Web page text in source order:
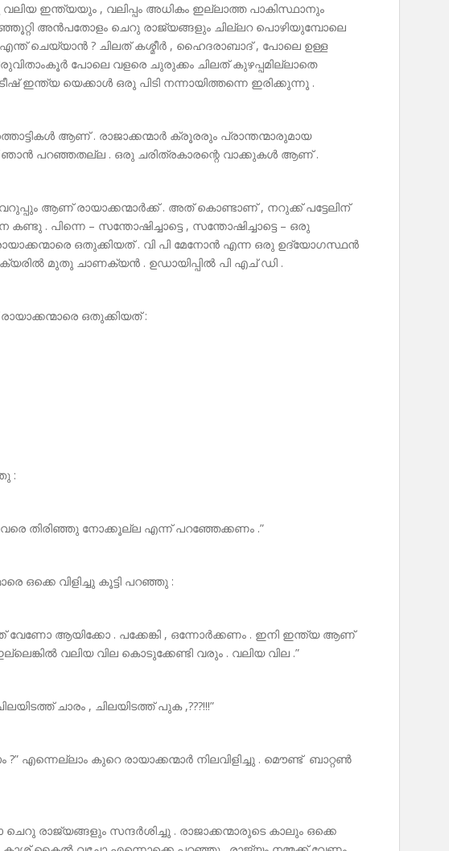
ഇന്ത്യയും , വലിപ്പം അധികം ഇല്ലാത്ത പാകിസ്ഥാനും
അൻപതോളം ചെറു രാജ്യങ്ങളും ചില്ലറ പൊഴിയുമ്പോലെ
ചെയ്യാൻ ? ചിലത് കശ്മീർ , ഹൈദരാബാദ് , പോലെ ഉള്ള
പോലെ വളരെ ചുരുക്കം ചിലത് കുഴപ്പമില്ലാതെ
ഇന്ത്യ യെക്കാൾ ഒരു പിടി നന്നായിത്തന്നെ ഇരിക്കുന്നു .
ആണ് . രാജാക്കന്മാർ ക്രൂരരും പ്രാന്തന്മാരുമായ
പറഞ്ഞതല്ല . ഒരു ചരിത്രകാരന്റെ വാക്കുകൾ ആണ് .
ആണ് രായാക്കന്മാർക്ക് . അത് കൊണ്ടാണ് , നറുക്ക് പട്ടേലിന്
. പിന്നെ – സന്തോഷിച്ചാട്ടെ , സന്തോഷിച്ചാട്ടെ – ഒരു
ഒതുക്കിയത് . വി പി മേനോൻ എന്ന ഒരു ഉദ്യോഗസ്ഥൻ
മുതു ചാണക്യൻ . ഉഡായിപ്പിൽ പി എച് ഡി .
ഒതുക്കിയത് :
:
തിരിഞ്ഞു നോക്കൂല്ല എന്ന് പറഞ്ഞേക്കണം .”
ഒക്കെ വിളിച്ചു കൂട്ടി പറഞ്ഞു :
വേണോ ആയിക്കോ . പക്കേങ്കി , ഒന്നോർക്കണം . ഇനി ഇന്ത്യ ആണ്
വലിയ വില കൊടുക്കേണ്ടി വരും . വലിയ വില .”
ചാരം , ചിലയിടത്ത് പുക ,???!!!”
എന്നെല്ലാം കുറെ രായാക്കന്മാർ നിലവിളിച്ചു . മൌണ്ട് ബാറ്റൺ
രാജ്യങ്ങളും സന്ദർശിച്ചു . രാജാക്കന്മാരുടെ കാലും ഒക്കെ